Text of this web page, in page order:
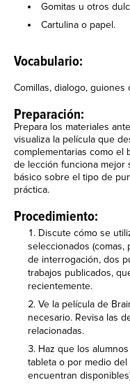
Gomitas u otros
Cartulina o papel.
Vocabulario:
Comillas, dialogo, guiones
Preparación:
Prepara los materiales
visualiza la película que
complementarias como el
de lección funciona mejor
básico sobre el tipo de
práctica.
Procedimiento:
Discute cómo se
seleccionados (comas,
de interrogación, dos
trabajos publicados,
recientemente.
Ve la película de
necesario. Revisa las
relacionadas.
Haz que los
tableta o por medio
encuentran